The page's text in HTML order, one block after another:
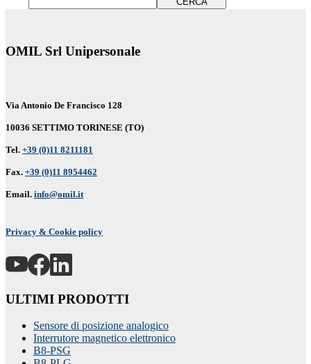
OMIL Srl Unipersonale
Via Antonio De Francisco 128
10036 SETTIMO TORINESE (TO)
Tel. +39 (0)11 8211181
Fax. +39 (0)11 8954462
Email. info@omil.it
Privacy & Cookie policy
ULTIMI PRODOTTI
Sensore di posizione analogico
Interrutore magnetico elettronico
B8-PSG